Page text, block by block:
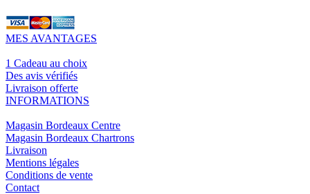
MES AVANTAGES
1 Cadeau au choix
Des avis vérifiés
Livraison offerte
INFORMATIONS
Magasin Bordeaux Centre
Magasin Bordeaux Chartrons
Livraison
Mentions légales
Conditions de vente
Contact